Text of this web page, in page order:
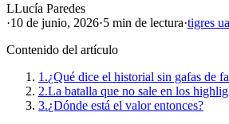
LLucía Paredes
·10 de junio, 2026·5 min de lectura·tigres
Contenido del artículo
1.¿Qué dice el historial sin gafas de
2.La batalla que no sale en los
3.¿Dónde está el valor entonces?